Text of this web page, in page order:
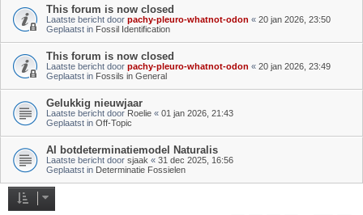
This forum is now closed
Laatste bericht door pachy-pleuro-whatnot-odon « 20 jan 2026, 23:50
Geplaatst in Fossil Identification
This forum is now closed
Laatste bericht door pachy-pleuro-whatnot-odon « 20 jan 2026, 23:49
Geplaatst in Fossils in General
Gelukkig nieuwjaar
Laatste bericht door Roelie « 01 jan 2026, 21:43
Geplaatst in Off-Topic
AI botdeterminatiemodel Naturalis
Laatste bericht door sjaak « 31 dec 2025, 16:56
Geplaatst in Determinatie Fossielen